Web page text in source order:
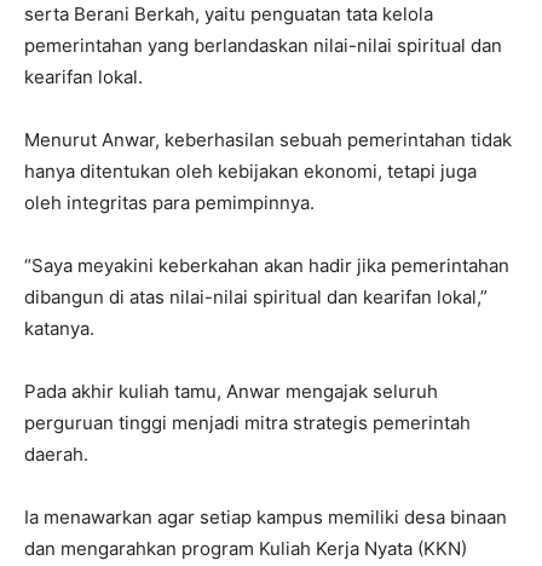
serta Berani Berkah, yaitu penguatan tata kelola
pemerintahan yang berlandaskan nilai-nilai spiritual dan
kearifan lokal.
Menurut Anwar, keberhasilan sebuah pemerintahan tidak
hanya ditentukan oleh kebijakan ekonomi, tetapi juga
oleh integritas para pemimpinnya.
“Saya meyakini keberkahan akan hadir jika pemerintahan
dibangun di atas nilai-nilai spiritual dan kearifan lokal,”
katanya.
Pada akhir kuliah tamu, Anwar mengajak seluruh
perguruan tinggi menjadi mitra strategis pemerintah
daerah.
Ia menawarkan agar setiap kampus memiliki desa binaan
dan mengarahkan program Kuliah Kerja Nyata (KKN)